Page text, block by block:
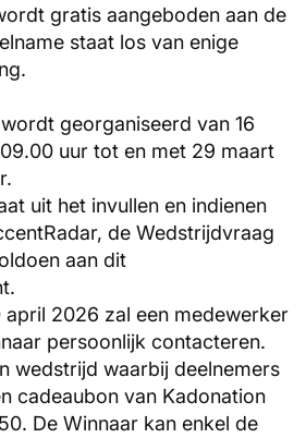
gratis aangeboden aan de
staat los van enige
georganiseerd van 16
uur tot en met 29 maart
uit het invullen en indienen
de Wedstrijdvraag
aan dit
april 2026 zal een medewerker
persoonlijk contacteren.
wedstrijd waarbij deelnemers
cadeaubon van Kadonation
De Winnaar kan enkel de